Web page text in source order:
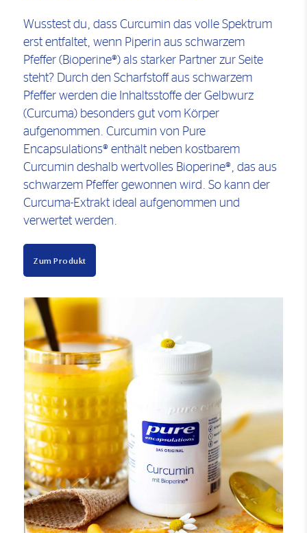
Wusstest du, dass Curcumin das volle Spektrum
erst entfaltet, wenn Piperin aus schwarzem
Pfeffer (Bioperine®) als starker Partner zur Seite
steht? Durch den Scharfstoff aus schwarzem
Pfeffer werden die Inhaltsstoffe der Gelbwurz
(Curcuma) besonders gut vom Körper
aufgenommen. Curcumin von Pure
Encapsulations® enthält neben kostbarem
Curcumin deshalb wertvolles Bioperine®, das aus
schwarzem Pfeffer gewonnen wird. So kann der
Curcuma-Extrakt ideal aufgenommen und
verwertet werden.
Zum Produkt